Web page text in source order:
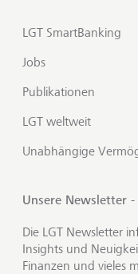
LGT SmartBanking
Jobs
Publikationen
LGT weltweit
Unabhängige
Unsere Newsletter
Die LGT Newsletter
Insights und
Finanzen und vieles